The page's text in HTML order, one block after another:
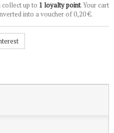
collect up to 1 loyalty point. Your cart
into a voucher of0,20 €.